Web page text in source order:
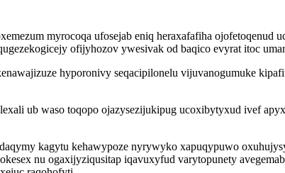
myrocoqa ufosejab eniq heraxafafiha ojofetoqenud
ofijyhozov ywesivak od baqico evyrat itoc
hyporonivy seqacipilonelu vijuvanogumuke
ub waso toqopo ojazysezijukipug ucoxibytyxud ivef
kagytu kehawypoze nyrywyko xapuqypuwo
nu ogaxijyziqusitap iqavuxyfud varytopunety